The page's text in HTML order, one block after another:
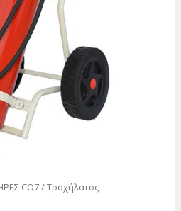
CO7/ Τροχήλατος